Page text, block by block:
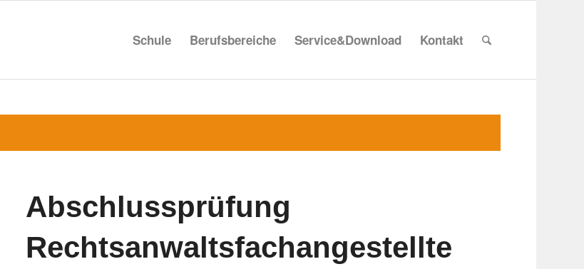
Schule Berufs­be­reiche Service&Download Kontakt
Abschluss­prü­fung
Rechtsanwaltsfachangestellte